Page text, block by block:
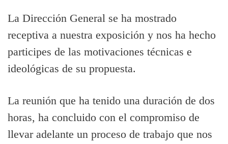
La Dirección General se ha mostrado
receptiva a nuestra exposición y nos ha hecho
participes de las motivaciones técnicas e
ideológicas de su propuesta.
La reunión que ha tenido una duración de dos
horas, ha concluido con el compromiso de
llevar adelante un proceso de trabajo que nos